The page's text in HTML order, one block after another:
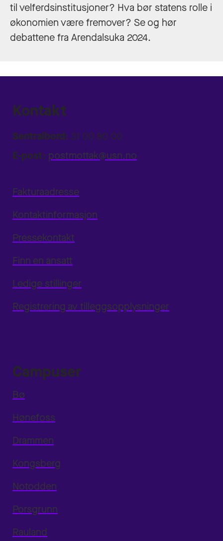
til velferdsinstitusjoner? Hva bør statens rolle i
økonomien være fremover? Se og hør
debattene fra Arendalsuka 2024.
Kontakt
Sentralbord: 31 00 80 00
E-post: postmottak@usn.no
Fakturaadresse
Kontaktinformasjon
Pressekontakt
Finn en ansatt
Ledige stillinger
Registrering av tilleggsopplysninger
Campuser
Bø
Hønefoss
Drammen
Kongsberg
Notodden
Porsgrunn
Rauland